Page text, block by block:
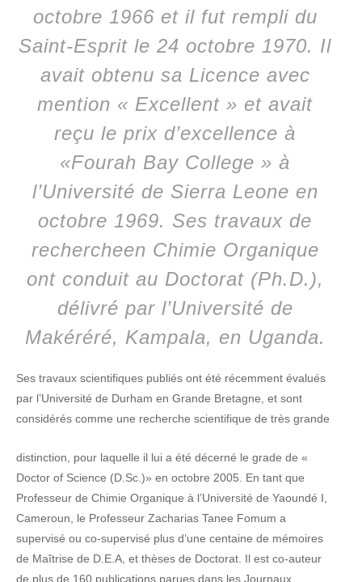
octobre 1966 et il fut rempli du
Saint-Esprit le 24 octobre 1970. Il
avait obtenu sa Licence avec
mention « Excellent » et avait
reçu le prix d’excellence à
«Fourah Bay College » à
l’Université de Sierra Leone en
octobre 1969. Ses travaux de
rechercheen Chimie Organique
ont conduit au Doctorat (Ph.D.),
délivré par l’Université de
Makéréré, Kampala, en Uganda.
Ses travaux scientifiques publiés ont été récemment évalués
par l’Université de Durham en Grande Bretagne, et sont
considérés comme une recherche scientifique de très grande
distinction, pour laquelle il lui a été décerné le grade de «
Doctor of Science (D.Sc.)» en octobre 2005. En tant que
Professeur de Chimie Organique à l’Université de Yaoundé I,
Cameroun, le Professeur Zacharias Tanee Fomum a
supervisé ou co-supervisé plus d’une centaine de mémoires
de Maîtrise de D.E.A, et thèses de Doctorat. Il est co-auteur
de plus de 160 publications parues dans les Journaux